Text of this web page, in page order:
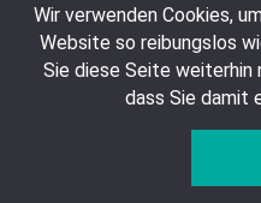
Wir verwenden Cookies,
Website so reibungslos
Sie diese Seite weiterhin
dass Sie damit